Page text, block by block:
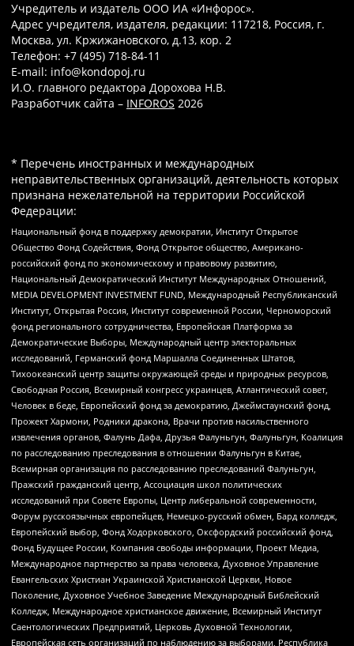
Учредитель и издатель ООО ИА «Инфорос».
Адрес учредителя, издателя, редакции: 117218, Россия, г.
Москва, ул. Кржижановского, д.13, кор. 2
Телефон: +7 (495) 718-84-11
E-mail: info@kondopoj.ru
И.О. главного редактора Дорохова Н.В.
Разработчик сайта – INFOROS 2026
* Перечень иностранных и международных
неправительственных организаций, деятельность которых
признана нежелательной на территории Российской
Федерации:
Национальный фонд в поддержку демократии, Институт Открытое
Общество Фонд Содействия, Фонд Открытое общество, Американо-
российский фонд по экономическому и правовому развитию,
Национальный Демократический Институт Международных Отношений,
MEDIA DEVELOPMENT INVESTMENT FUND, Международный Республиканский
Институт, Открытая Россия, Институт современной России, Черноморский
фонд регионального сотрудничества, Европейская Платформа за
Демократические Выборы, Международный центр электоральных
исследований, Германский фонд Маршалла Соединенных Штатов,
Тихоокеанский центр защиты окружающей среды и природных ресурсов,
Свободная Россия, Всемирный конгресс украинцев, Атлантический совет,
Человек в беде, Европейский фонд за демократию, Джеймстаунский фонд,
Прожект Хармони, Родники дракона, Врачи против насильственного
извлечения органов, Фалунь Дафа, Друзья Фалуньгун, Фалуньгун, Коалиция
по расследованию преследования в отношении Фалуньгун в Китае,
Всемирная организация по расследованию преследований Фалуньгун,
Пражский гражданский центр, Ассоциация школ политических
исследований при Совете Европы, Центр либеральной современности,
Форум русскоязычных европейцев, Немецко-русский обмен, Бард колледж,
Европейский выбор, Фонд Ходорковского, Оксфордский российский фонд,
Фонд Будущее России, Компания свободы информации, Проект Медиа,
Международное партнерство за права человека, Духовное Управление
Евангельских Христиан Украинской Христианской Церкви, Новое
Поколение, Духовное Учебное Заведение Международный Библейский
Колледж, Международное христианское движение, Всемирный Институт
Саентологических Предприятий, Церковь Духовной Технологии,
Европейская сеть организаций по наблюдению за выборами, Республика